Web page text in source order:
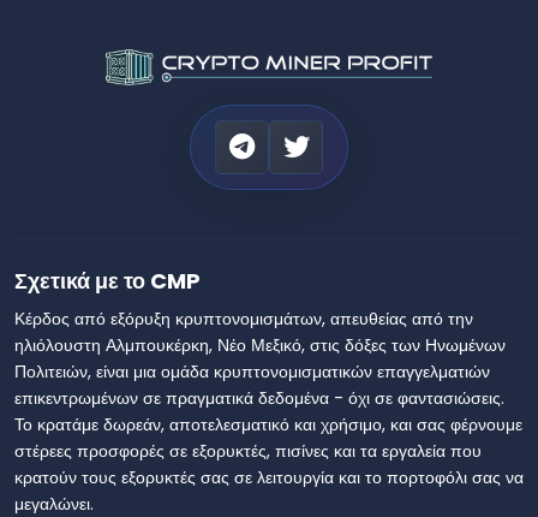
Σχετικά με το CMP
Κέρδος από εξόρυξη κρυπτονομισμάτων, απευθείας από την
ηλιόλουστη Αλμπουκέρκη, Νέο Μεξικό, στις δόξες των Ηνωμένων
Πολιτειών, είναι μια ομάδα κρυπτονομισματικών επαγγελματιών
επικεντρωμένων σε πραγματικά δεδομένα - όχι σε φαντασιώσεις.
Το κρατάμε δωρεάν, αποτελεσματικό και χρήσιμο, και σας φέρνουμε
στέρεες προσφορές σε εξορυκτές, πισίνες και τα εργαλεία που
κρατούν τους εξορυκτές σας σε λειτουργία και το πορτοφόλι σας να
μεγαλώνει.